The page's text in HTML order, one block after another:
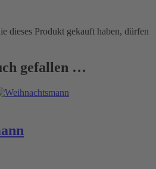
dieses Produkt gekauft haben, dürfen
gefallen …